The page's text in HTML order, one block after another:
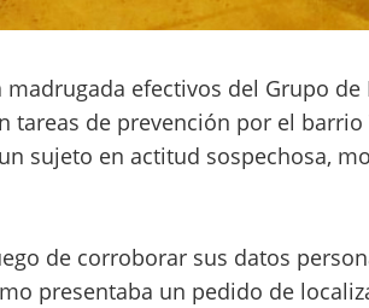
madrugada efectivos del Grupo
tareas de prevención por el
sujeto en actitud sospechosa,
de corroborar sus datos
presentaba un pedido de